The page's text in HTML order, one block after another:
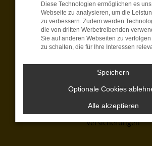
Wir bieten:
EU-Fahrzeuge
Neuwagen
Dienstwagen
Gebrauchtwagen
Finanzierung
Leasing
Versicherungen
Diese Technologien ermöglichen es
Webseite zu analysieren, um die
zu verbessern. Zudem werden
die von dritten Werbetreibenden
Sie auf anderen Webseiten zu
zu schalten, die für Ihre Interessen
Speichern
Optionale Cookies
Alle akzeptieren